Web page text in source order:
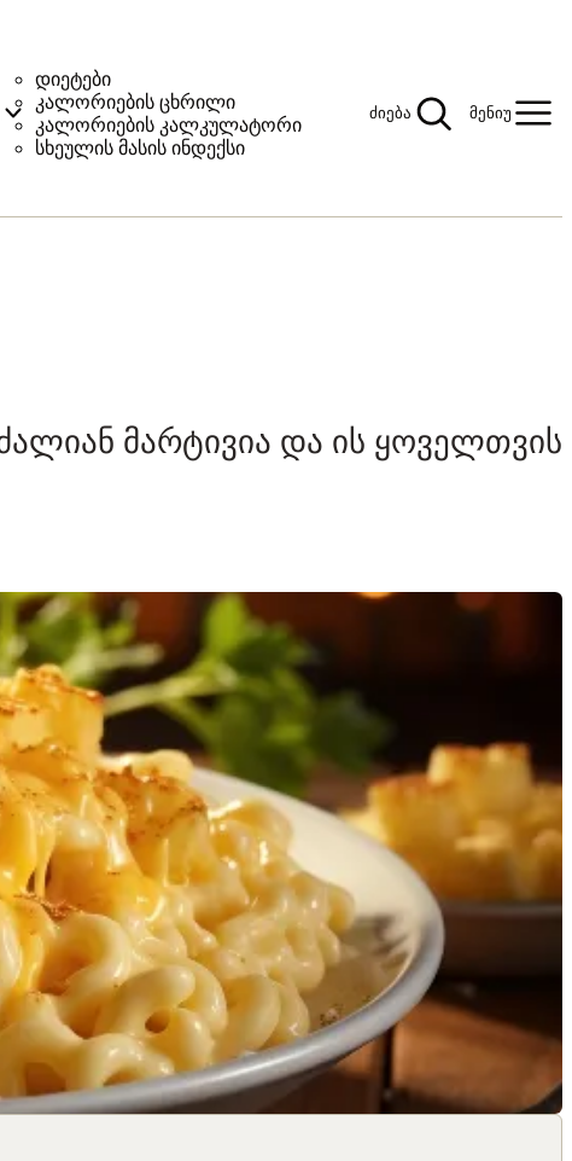
დიეტები
კალორიების ცხრილი
კალორიების კალკულატორი
სხეულის მასის ინდექსი
ძიება მენიუ
მარტივია და ის ყოველთვის